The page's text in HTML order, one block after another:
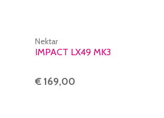
Nektar
IMPACT LX49 MK3
€ 169,00